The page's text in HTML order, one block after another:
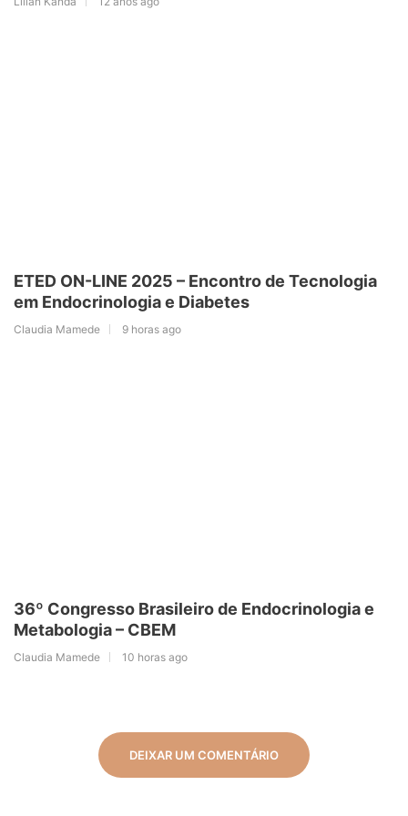
ETED ON-LINE 2025 – Encontro de Tecnologia
em Endocrinologia e Diabetes
Claudia Mamede 9 horas ago
36º Congresso Brasileiro de Endocrinologia e
Metabologia – CBEM
Claudia Mamede 10 horas ago
DEIXAR UM COMENTÁRIO